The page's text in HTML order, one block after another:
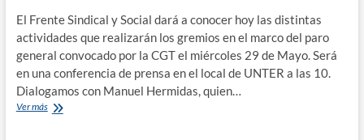
El Frente Sindical y Social dará a conocer hoy las distintas
actividades que realizarán los gremios en el marco del paro
general convocado por la CGT el miércoles 29 de Mayo. Será
en una conferencia de prensa en el local de UNTER a las 10.
Dialogamos con Manuel Hermidas, quien…
Ver másParo